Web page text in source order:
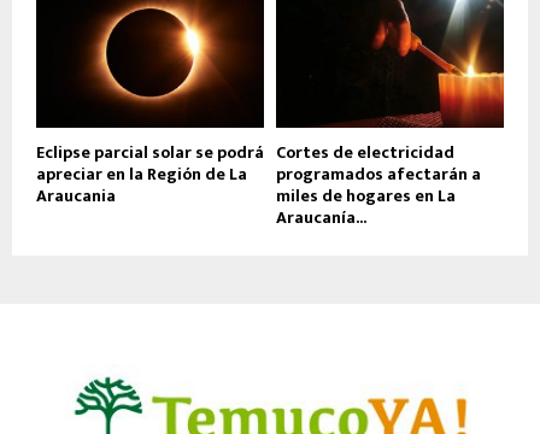
Eclipse parcial solar se podrá
apreciar en la Región de La
Araucania
Cortes de electricidad
programados afectarán a
miles de hogares en La
Araucanía...